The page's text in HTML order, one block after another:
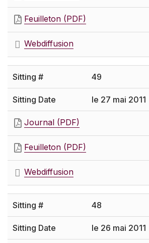
Feuilleton (PDF)
Webdiffusion
49
le 27 mai 2011
Journal (PDF)
Feuilleton (PDF)
Webdiffusion
48
le 26 mai 2011